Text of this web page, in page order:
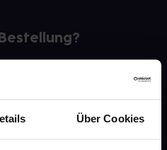
Über Cookies